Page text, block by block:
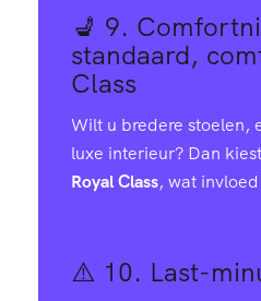
💺 9.
standaard,
Class
Wilt u bredere stoelen,
luxe interieur? Dan
Royal Class, wat
⚠️ 10. Last-